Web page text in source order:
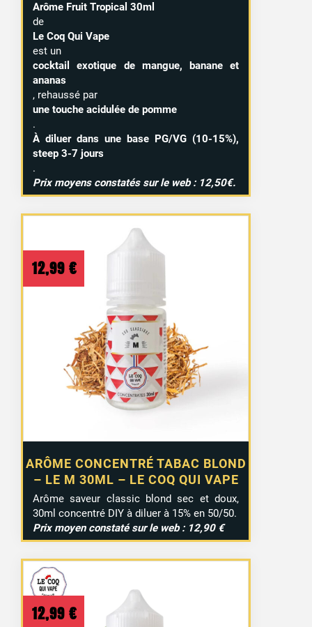
Arôme Fruit Tropical 30ml
de
Le Coq Qui Vape
est un
cocktail exotique de mangue, banane et
ananas
, rehaussé par
une touche acidulée de pomme
.
À diluer dans une base PG/VG (10-15%),
steep 3-7 jours
.
Prix moyens constatés sur le web : 12,50€.
ARÔME CONCENTRÉ TABAC BLOND
– LE M 30ML – LE COQ QUI VAPE
12,99 €
Arôme saveur classic blond sec et doux,
30ml concentré DIY à diluer à 15% en 50/50.
Prix moyen constaté sur le web : 12,90 €
12,99 €